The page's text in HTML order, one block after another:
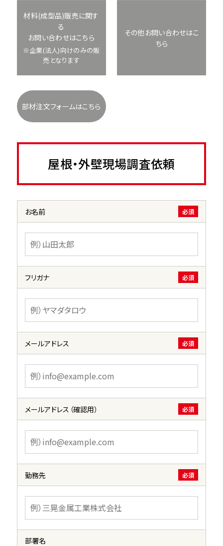
材料(成型品)販売に関す
る
お問い合わせはこちら
※企業(法人)向けのみの販
売となります
その他お問い合わせはこ
ちら
部材注文フォームはこちら
屋根・外壁現場調査依頼
お名前 必須
フリガナ 必須
メールアドレス 必須
メールアドレス（確認用） 必須
勤務先 必須
部署名